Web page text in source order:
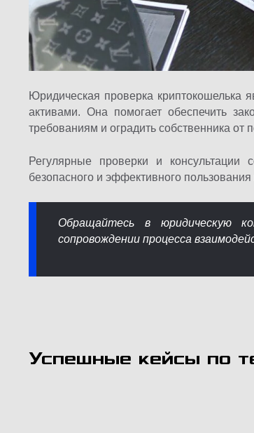
Юридическая проверка криптокошелька
активами. Она помогает обеспечить
требованиям и оградить собственника от
Регулярные проверки и
безопасного и эффективного
Обращайтесь в юридическую
сопровождении процесса
Успешные кейсы по